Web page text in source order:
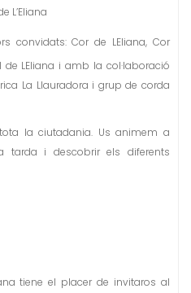
L’Eliana
convidats: Cor de LEliana, Cor
LEliana i amb la col·laboració
La Llauradora i grup de corda
la ciutadania. Us animem a
tarda i descobrir els diferents
tiene el placer de invitaros al